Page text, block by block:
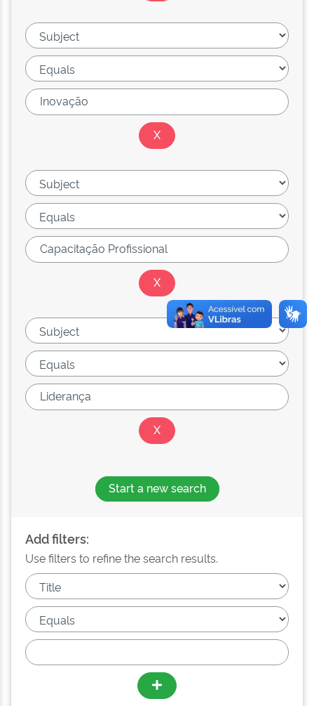
Start a new search
Add filters:
Use filters to refine the search results.